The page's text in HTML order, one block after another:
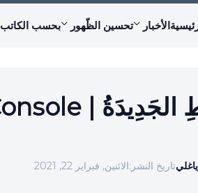
الأخبار تحسين الظّهور بحسب الكاتب
تاريخ النشر:الاثنين, فبراير 22, 2021